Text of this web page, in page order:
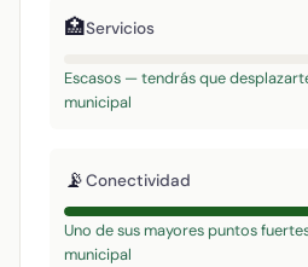
🏥Servicios
Escasos — tendrás que
municipal
📡Conectividad
Uno de sus mayores puntos
municipal